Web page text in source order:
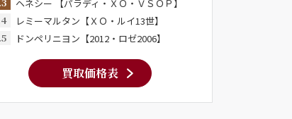
ヘネシー 【パラディ・ＸＯ・ＶＳＯＰ】
レミーマルタン【ＸＯ・ルイ13世】
ドンペリニヨン【2012・ロゼ2006】
買取価格表